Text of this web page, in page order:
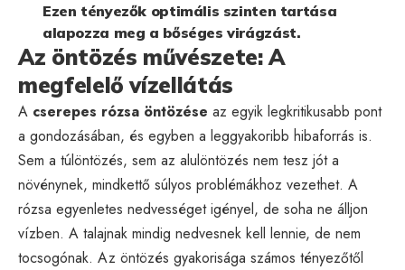
Ezen tényezők optimális szinten tartása
alapozza meg a bőséges virágzást.
Az öntözés művészete: A
megfelelő vízellátás
A cserepes rózsa öntözése az egyik legkritikusabb pont
a gondozásában, és egyben a leggyakoribb hibaforrás is.
Sem a túlöntözés, sem az alulöntözés nem tesz jót a
növénynek, mindkettő súlyos problémákhoz vezethet. A
rózsa egyenletes nedvességet igényel, de soha ne álljon
vízben. A talajnak mindig nedvesnek kell lennie, de nem
tocsogónak. Az öntözés gyakorisága számos tényezőtől